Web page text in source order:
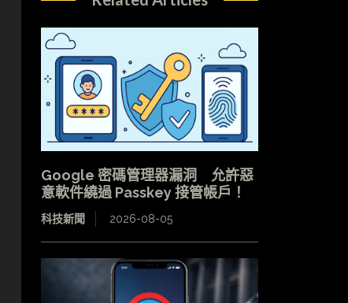
Google 密碼管理器漏洞 允許惡
意軟件繞過 Passkey 接管帳戶！
科技新聞 2026-08-05